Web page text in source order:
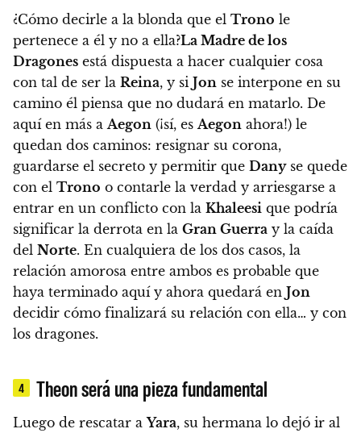
¿Cómo decirle a la blonda que el Trono le
pertenece a él y no a ella?La Madre de los
Dragones está dispuesta a hacer cualquier cosa
con tal de ser la Reina, y si Jon se interpone en su
camino él piensa que no dudará en matarlo. De
aquí en más a Aegon (¡sí, es Aegon ahora!) le
quedan dos caminos: resignar su corona,
guardarse el secreto y permitir que Danyse quede
con el Trono o contarle la verdad y arriesgarse a
entrar en un conflicto con la Khaleesi que podría
significar la derrota en la Gran Guerra y la caída
del Norte. En cualquiera de los dos casos, la
relación amorosa entre ambos es probable que
haya terminado aquí y ahora quedará en Jon
decidir cómo finalizará su relación con ella… y con
los dragones.
4 Theon será una pieza fundamental
Luego de rescatar aYara, su hermana lo dejó ir al